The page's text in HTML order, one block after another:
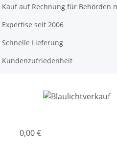
Kauf auf Rechnung für Behörden
Expertise seit 2006
Schnelle Lieferung
Kundenzufriedenheit
0,00 €